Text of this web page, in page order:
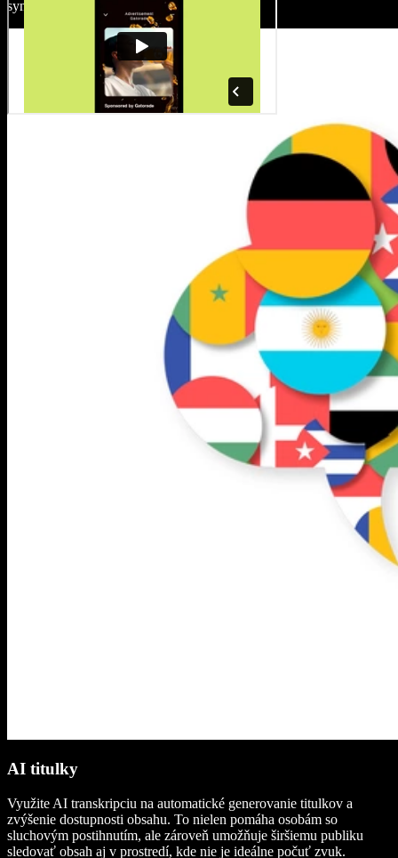
synchronizáciu zvuku a videa.
AI titulky
Využite AI transkripciu na automatické generovanie titulkov a
zvýšenie dostupnosti obsahu. To nielen pomáha osobám so
sluchovým postihnutím, ale zároveň umožňuje širšiemu publiku
sledovať obsah aj v prostredí, kde nie je ideálne počuť zvuk.